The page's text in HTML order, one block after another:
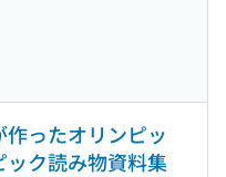
ったオリンピッ
ク読み物資料集